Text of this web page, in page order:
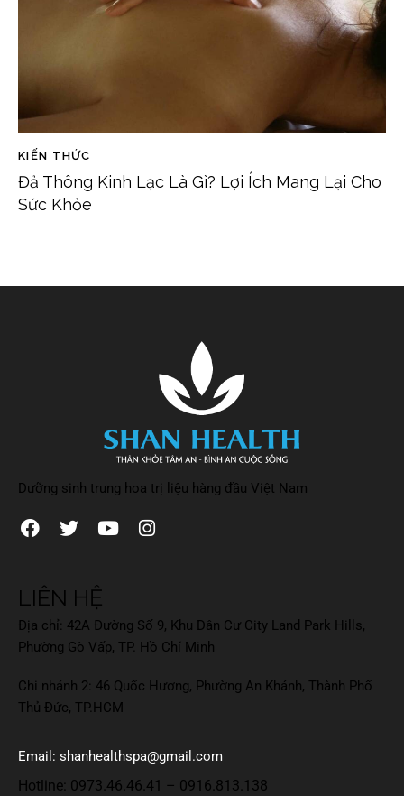
KIẾN THỨC
Đả Thông Kinh Lạc Là Gì? Lợi Ích Mang Lại Cho
Sức Khỏe
Dưỡng sinh trung hoa trị liệu hàng đầu Việt Nam
LIÊN HỆ
Địa chỉ: 42A Đường Số 9, Khu Dân Cư City Land Park Hills,
Phường Gò Vấp, TP. Hồ Chí Minh
Chi nhánh 2: 46 Quốc Hương, Phường An Khánh, Thành Phố
Thủ Đức, TP.HCM
Email: shanhealthspa@gmail.com
Hotline: 0973.46.46.41 – 0916.813.138